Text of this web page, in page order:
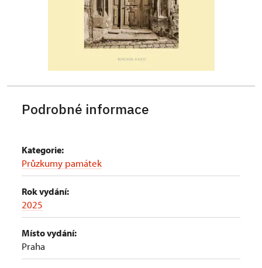
Podrobné informace
Kategorie:
Průzkumy památek
Rok vydání:
2025
Místo vydání:
Praha